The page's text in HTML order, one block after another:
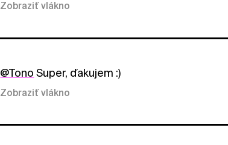
Zobraziť vlákno
@Tono Super, ďakujem :)
Zobraziť vlákno